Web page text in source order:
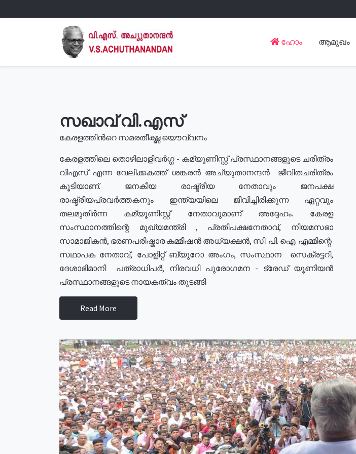
ഹോം ആമുഖം
സഖാവ് വി.എസ്
കേരളത്തിൻറെ സമരതീക്ഷ്ണ യൌവ്വനം
കേരളത്തിലെ തൊഴിലാളിവർഗ്ഗ - കമ്യൂണിസ്റ്റ് പ്രസ്ഥാനങ്ങളുടെ ചരിത്രം
വിഎസ് എന്ന വേലിക്കകത്ത് ശങ്കരൻ അച്യുതാനന്ദൻ ജീവിതചരിത്രം
കൂടിയാണ്. ജനകീയ രാഷ്ട്രീയ നേതാവും ജനപക്ഷ
രാഷ്ട്രീയപ്രവർത്തകനും ഇന്ത്യയിലെ ജീവിച്ചിരിക്കുന്ന ഏറ്റവും
തലമുതിർന്ന കമ്യൂണിസ്റ്റ് നേതാവുമാണ് അദ്ദേഹം. കേരള
സംസ്ഥാനത്തിന്റെ മുഖ്യമന്ത്രി , പ്രതിപക്ഷനേതാവ്, നിയമസഭാ
സാമാജികൻ, ഭരണപരിഷ്കാര കമ്മീഷൻ അധ്യക്ഷൻ, സി. പി. ഐ. എമ്മിന്റെ
സഥാപക നേതാവ്, പോളിറ്റ് ബ്യുറോ അംഗം, സംസ്ഥാന സെക്രട്ടറി,
ദേശാഭിമാനി പത്രാധിപർ, നിരവധി പുരോഗമന - ട്രേഡ് യൂണിയൻ
പ്രസ്ഥാനങ്ങളുടെ നായകത്വം തുടങ്ങി
Read More